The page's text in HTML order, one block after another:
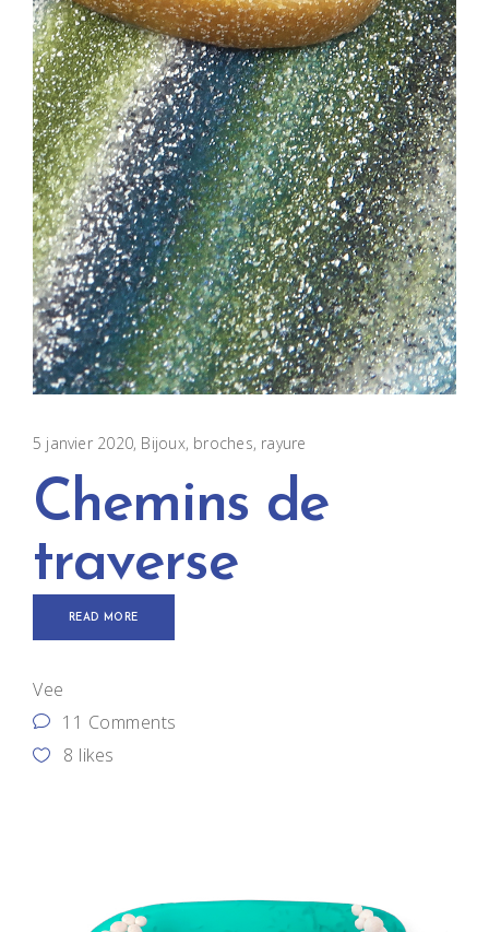
5 janvier 2020 Bijoux broches, rayure
Chemins de
traverse
READ MORE
Vee
11 Comments
8 likes